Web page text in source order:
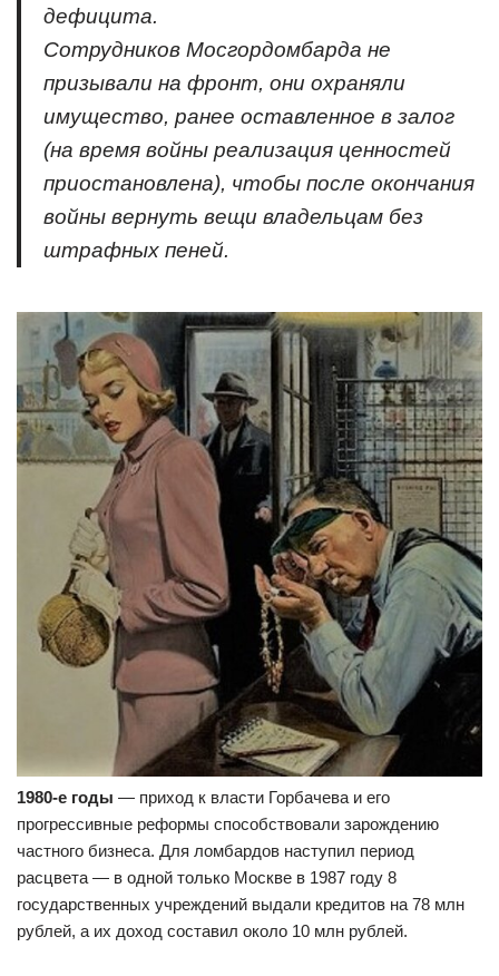
дефицита.
Сотрудников Мосгордомбарда не
призывали на фронт, они охраняли
имущество, ранее оставленное в залог
(на время войны реализация ценностей
приостановлена), чтобы после окончания
войны вернуть вещи владельцам без
штрафных пеней.
1980-е годы — приход к власти Горбачева и его
прогрессивные реформы способствовали зарождению
частного бизнеса. Для ломбардов наступил период
расцвета — в одной только Москве в 1987 году 8
государственных учреждений выдали кредитов на 78 млн
рублей, а их доход составил около 10 млн рублей.